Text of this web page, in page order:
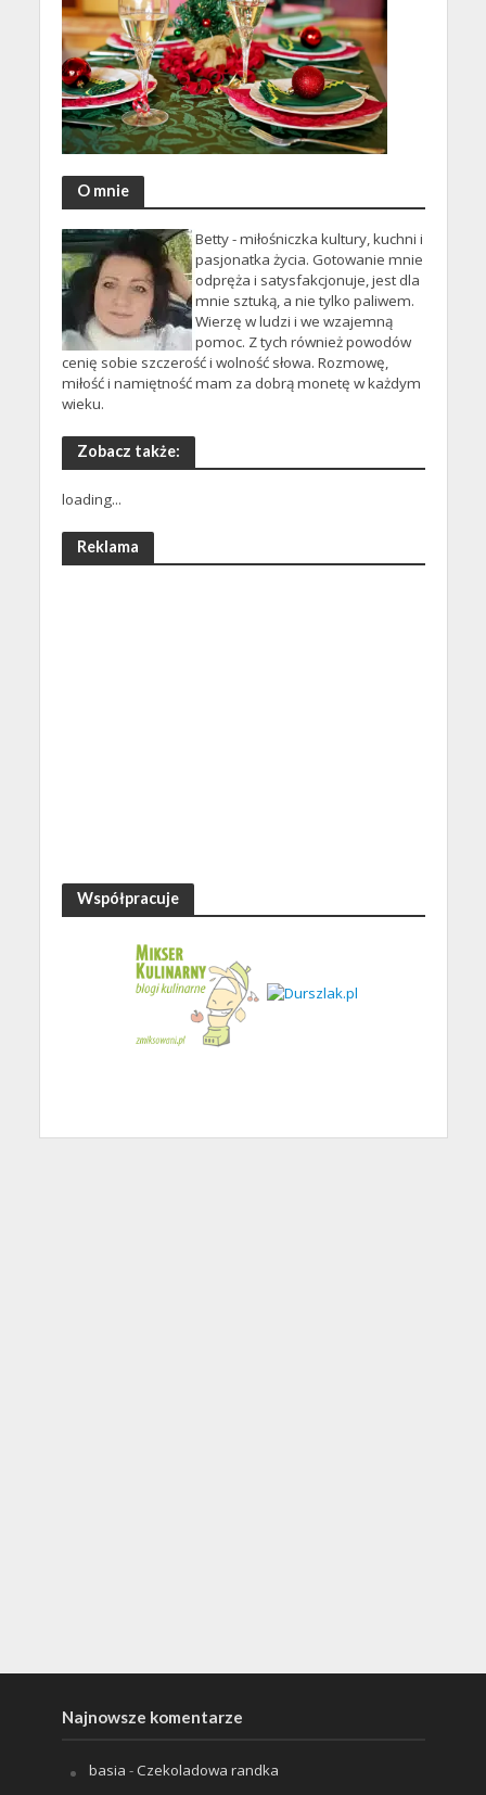
O mnie
Betty - miłośniczka kultury, kuchni i
pasjonatka życia. Gotowanie mnie
odpręża i satysfakcjonuje, jest dla
mnie sztuką, a nie tylko paliwem.
Wierzę w ludzi i we wzajemną
pomoc. Z tych również powodów
cenię sobie szczerość i wolność słowa. Rozmowę,
miłość i namiętność mam za dobrą monetę w każdym
wieku.
Zobacz także:
loading...
Reklama
Współpracuje
Najnowsze komentarze
basia -Czekoladowa randka